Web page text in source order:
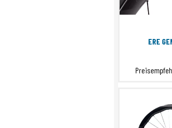
ERE